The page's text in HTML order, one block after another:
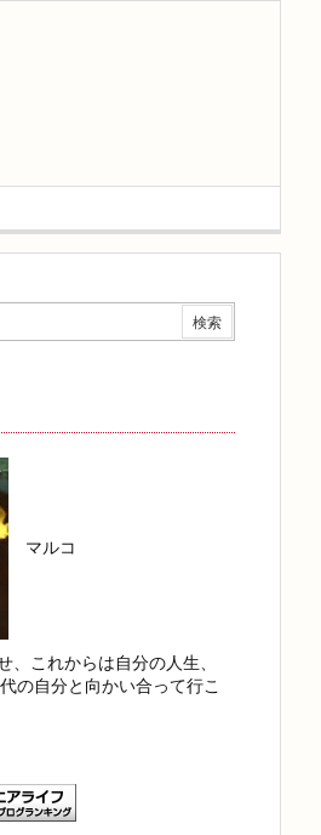
マルコ
、これからは自分の人生、
の自分と向かい合って行こ